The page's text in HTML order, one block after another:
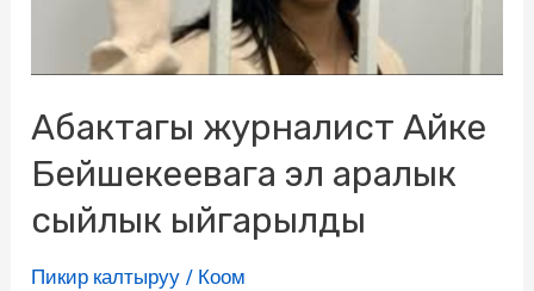
Абактагы журналист Айке
Бейшекеевага эл аралык
сыйлык ыйгарылды
Пикир калтыруу / Коом